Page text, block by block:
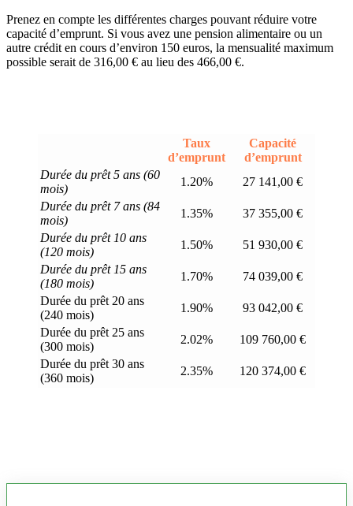
Prenez en compte les différentes charges pouvant réduire votre
capacité d’emprunt. Si vous avez une pension alimentaire ou un
autre crédit en cours d’environ 150 euros, la mensualité maximum
possible serait de 316,00 € au lieu des 466,00 €.
Taux
d’emprunt
Capacité
d’emprunt
Durée du prêt 5 ans (60
mois)
1.20%
27 141,00 €
Durée du prêt 7 ans (84
mois)
1.35%
37 355,00 €
Durée du prêt 10 ans
(120 mois)
1.50%
51 930,00 €
Durée du prêt 15 ans
(180 mois)
1.70%
74 039,00 €
Durée du prêt 20 ans
(240 mois)
1.90%
93 042,00 €
Durée du prêt 25 ans
(300 mois)
2.02%
109 760,00 €
Durée du prêt 30 ans
(360 mois)
2.35% 120 374,00 €